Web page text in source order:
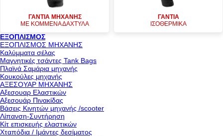
ΓΑΝΤΙΑ ΜΗΧΑΝΗΣ
ΜΕ ΚΟΜΜΕΝΑ ΔΑΧΤΥΛΑ
ΓΑΝΤΙΑ
ΙΣΟΘΕΡΜΙΚΑ
ΕΞΟΠΛΙΣΜΟΣ
ΕΞΟΠΛΙΣΜΟΣ ΜΗΧΑΝΗΣ
Καλύμματα σέλας
Μαγνητικές τσάντες Tank Bags
Πλαϊνά Σαμάρια μηχανής
Κουκούλες μηχανής
ΑΞΕΣΟΥΑΡ ΜΗΧΑΝΗΣ
Αξεσουαρ Ελαστικών
Αξεσουάρ Πινακίδας
Βάσεις Κινητών μηχανής /scooter
Λίπανση-Συντήρηση
Κίτ επισκευής ελαστικών
Χταπόδια / Ιμάντες δεσίματος